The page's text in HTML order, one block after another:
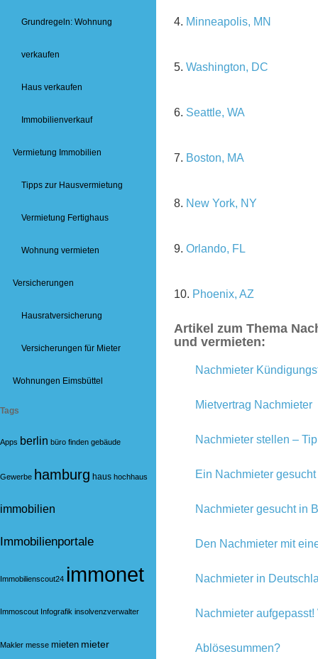
Grundregeln: Wohnung
verkaufen
Haus verkaufen
Immobilienverkauf
Vermietung Immobilien
Tipps zur Hausvermietung
Vermietung Fertighaus
Wohnung vermieten
Versicherungen
Hausratversicherung
Versicherungen für Mieter
Wohnungen Eimsbüttel
Tags
Apps berlin büro finden gebäude
Gewerbe hamburg haus hochhaus
immobilien
Immobilienportale
Immobilienscout24 immonet
Immoscout Infografik insolvenzverwalter
Makler messe mieten mieter
4. Minneapolis, MN
5. Washington, DC
6. Seattle, WA
7. Boston, MA
8. New York, NY
9. Orlando, FL
10. Phoenix, AZ
Artikel zum Thema
und vermieten:
Nachmieter
Mietvertrag Nachmieter
Nachmieter stellen –
Ein Nachmieter
Nachmieter gesucht in
Den Nachmieter mit
Nachmieter in
Nachmieter
Ablösesummen?